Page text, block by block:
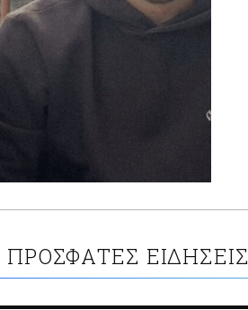
ΠΡΟΣΦΑΤΕΣ ΕΙΔΗΣΕΙΣ